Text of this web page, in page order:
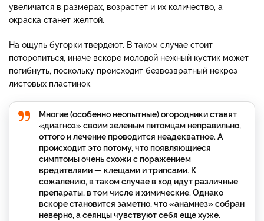
увеличатся в размерах, возрастет и их количество, а
окраска станет желтой.
На ощупь бугорки твердеют. В таком случае стоит
поторопиться, иначе вскоре молодой нежный кустик может
погибнуть, поскольку происходит безвозвратный некроз
листовых пластинок.
Многие (особенно неопытные) огородники ставят
«диагноз» своим зеленым питомцам неправильно,
оттого и лечение проводится неадекватное. А
происходит это потому, что появляющиеся
симптомы очень схожи с поражением
вредителями — клещами и трипсами. К
сожалению, в таком случае в ход идут различные
препараты, в том числе и химические. Однако
вскоре становится заметно, что «анамнез» собран
неверно, а сеянцы чувствуют себя еще хуже.